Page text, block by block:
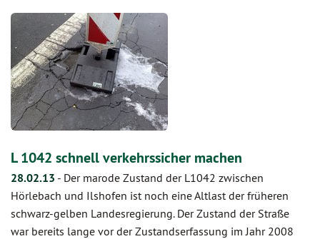
L 1042 schnell verkehrssicher machen
28.02.13 - Der marode Zustand der L1042 zwischen
Hörlebach und Ilshofen ist noch eine Altlast der früheren
schwarz-gelben Landesregierung. Der Zustand der Straße
war bereits lange vor der Zustandserfassung im Jahr 2008